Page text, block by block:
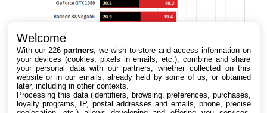
Welcome
With our 226partners , we wish to store and access information on
your devices (cookies, pixels in emails, etc.), combine and share
your personal data with our partners, whether collected on this
website or in our emails, already held by some of us, or obtained
later, including in other contexts.
Processing this data (identifiers, browsing, preferences, purchases,
loyalty programs, IP, postal addresses and emails, phone, precise